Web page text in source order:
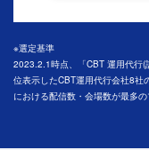
※選定基準
2023.2.1時点、「CBT 運用代行
位表示したCBT運用代行会社8社
における配信数・会場数が最多の